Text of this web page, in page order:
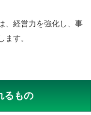
、経営力を強化し、事
ます。
るもの